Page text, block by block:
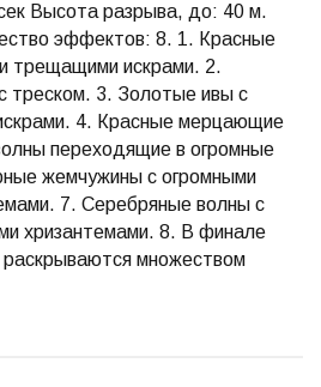
Высота разрыва, до: 40 м.
эффектов: 8. 1. Красные
трещащими искрами. 2.
3. Золотые ивы с
4. Красные мерцающие
переходящие в огромные
жемчужины с огромными
7. Серебряные волны с
хризантемами. 8. В финале
множеством